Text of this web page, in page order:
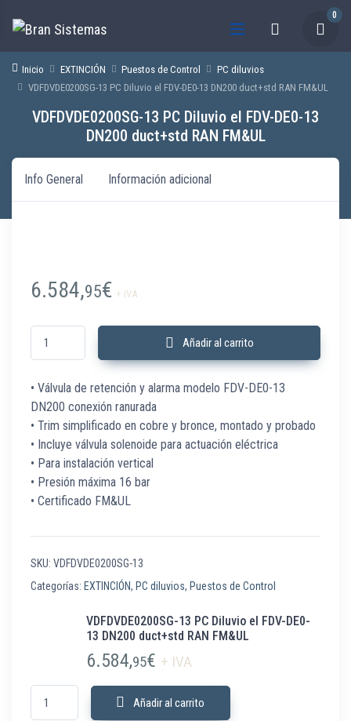
0
Inicio EXTINCIÓN Puestos de Control
PC diluvios
VDFDVDE0200SG-13 PC Diluvio el FDV-DE0-13 DN200 duct+std RAN FM&UL
VDFDVDE0200SG-13 PC Diluvio el FDV-DE0-13
DN200 duct+std RAN FM&UL
Info General Información adicional
6.584,95€ + IVA
VDFDVDE0200SG-13 PC Diluvio el FDV-DE0-13 DN200 duct+std RAN
Añadir al carrito
• Válvula de retención y alarma modelo FDV-DE0-13
DN200 conexión ranurada
• Trim simplificado en cobre y bronce, montado y probado
• Incluye válvula solenoide para actuación eléctrica
• Para instalación vertical
• Presión máxima 16 bar
• Certificado FM&UL
SKU: VDFDVDE0200SG-13
Categorías: EXTINCIÓN, PC diluvios, Puestos de Control
VDFDVDE0200SG-13 PC Diluvio el FDV-DE0-
13 DN200 duct+std RAN FM&UL
6.584,95€ + IVA
VDFDVDE0200SG-13 PC Diluvio el FDV-DE0-13 DN200 duct+std RAN
Añadir al carrito